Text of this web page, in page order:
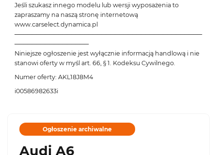
Jeśli szukasz innego modelu lub wersji wyposażenia to
zapraszamy na naszą stronę internetową
www.carselect.dynamica.pl
───────────────────────────────────────────
─────────────────
Niniejsze ogłoszenie jest wyłącznie informacją handlową i nie
stanowi oferty w myśl art. 66, § 1. Kodeksu Cywilnego.
Numer oferty: AKL18J8M4
i00586982633i
Ogłoszenie archiwalne
Audi A6